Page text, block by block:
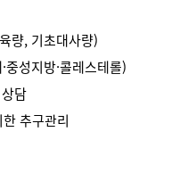
량, 기초대사량)
중성지방·콜레스테롤)
담
추구관리